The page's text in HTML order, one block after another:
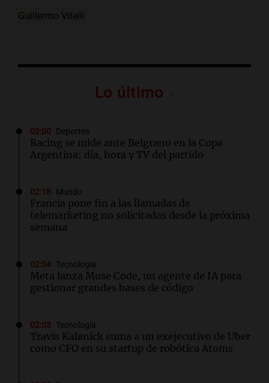
Guillermo Vitelli
Lo último
03:00 Deportes
Racing se mide ante Belgrano en la Copa
Argentina: día, hora y TV del partido
02:18 Mundo
Francia pone fin a las llamadas de
telemarketing no solicitadas desde la próxima
semana
02:04 Tecnología
Meta lanza Muse Code, un agente de IA para
gestionar grandes bases de código
02:03 Tecnología
Travis Kalanick suma a un exejecutivo de Uber
como CFO en su startup de robótica Atoms